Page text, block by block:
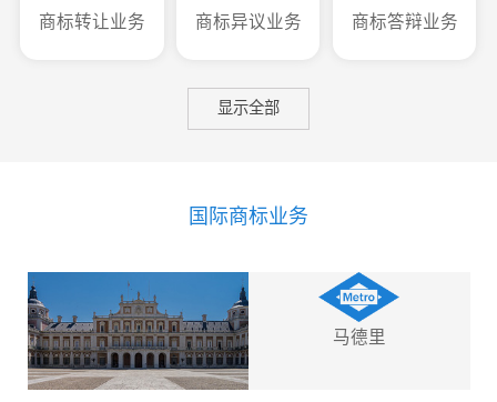
商标转让业务 商标异议业务 商标答辩业务
显示全部
国际商标业务
马德里